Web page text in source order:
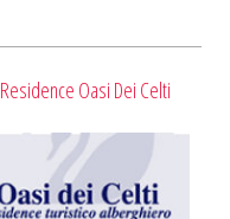
Residence Oasi Dei Celti